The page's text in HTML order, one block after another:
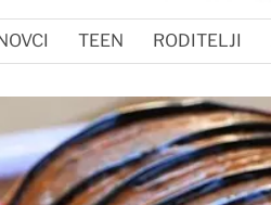
TEEN RODITELJI